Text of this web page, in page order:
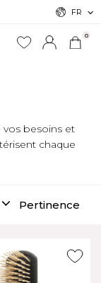
0
FR
vos besoins et
chaque
Pertinence